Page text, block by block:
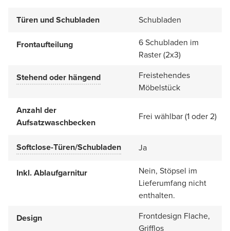
Türen und Schubladen Schubladen
Frontaufteilung
6 Schubladen im
Raster (2x3)
Stehend oder hängend
Freistehendes
Möbelstück
Anzahl der
Aufsatzwaschbecken
Frei wählbar (1 oder 2)
Softclose-Türen/Schubladen Ja
Inkl. Ablaufgarnitur
Nein, Stöpsel im
Lieferumfang nicht
enthalten.
Design
Frontdesign Flache,
Grifflos